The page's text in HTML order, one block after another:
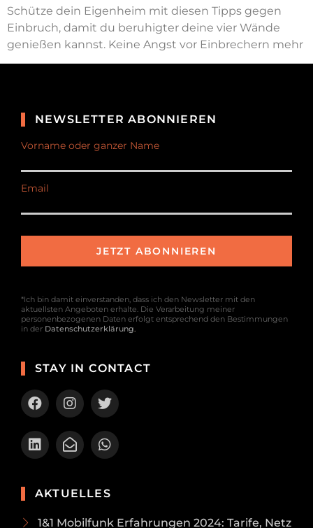
Schütze dein Eigenheim mit diesen Tipps gegen
Einbruch, damit du beruhigter deine vier Wände
genießen kannst. Keine Angst vor Einbrechern mehr
AKTUELLES
1&1 Mobilfunk Erfahrungen 2024: Tarife, Netz
STAY IN CONTACT
NEWSLETTER ABONNIEREN
Vorname oder ganzer Name
Email
*Ich bin damit einverstanden, dass ich den Newsletter mit den
aktuellsten Angeboten erhalte. Die Verarbeitung meiner
personenbezogenen Daten erfolgt entsprechend den Bestimmungen
in der Datenschutzerklärung